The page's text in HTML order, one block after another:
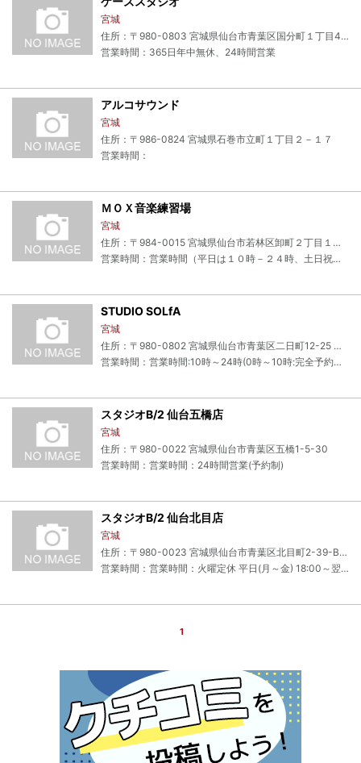
宮城
住所：〒980-0803 宮城県仙台市青葉区国分町１丁目4-7
営業時間：365日年中無休、24時間営業
アルコサウンド
宮城
住所：〒986-0824 宮城県石巻市立町１丁目２－１７
営業時間：
ＭＯＸ音楽練習場
宮城
住所：〒984-0015 宮城県仙台市若林区卸町２丁目１５－２
営業時間：営業時間（平日は１０時－２４時、土日祝日は１０時－２５時）予約がない場合はすべての日で２４時までとなる場合があります。
STUDIO SOLfA
宮城
住所：〒980-0802 宮城県仙台市青葉区二日町12-25 グランディプレステージビル 2F
営業時間：営業時間:10時～24時(0時～10時:完全予約制) 電話受付:10時～23時 ネット予約:24時間 (ご利用日の前々日まで可能)
スタジオB/2 仙台五橋店
宮城
住所：〒980-0022 宮城県仙台市青葉区五橋1-5-30
営業時間：営業時間：24時間営業(予約制)
スタジオB/2 仙台北目店
宮城
住所：〒980-0023 宮城県仙台市青葉区北目町2-39-B2F
営業時間：営業時間：火曜定休 平日(月～金) 18:00～翌3:00 土曜 12:00～翌3:00 日曜・祝日 10:00～翌3:00 前日までに予約がない時間帯は営業しておりません。
1